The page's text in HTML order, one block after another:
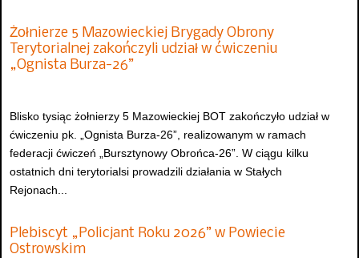
Żołnierze 5 Mazowieckiej Brygady Obrony
Terytorialnej zakończyli udział w ćwiczeniu
„Ognista Burza-26”
Blisko tysiąc żołnierzy 5 Mazowieckiej BOT zakończyło udział w
ćwiczeniu pk. „Ognista Burza-26”, realizowanym w ramach
federacji ćwiczeń „Bursztynowy Obrońca-26”. W ciągu kilku
ostatnich dni terytorialsi prowadzili działania w Stałych
Rejonach...
Plebiscyt „Policjant Roku 2026” w Powiecie
Ostrowskim